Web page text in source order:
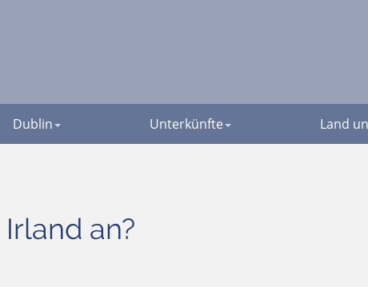
Dublin Unterkünfte Land
an?